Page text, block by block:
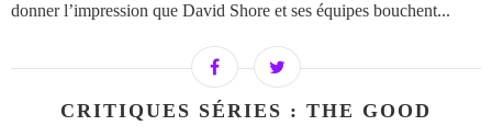
donner l’impression que David Shore et ses équipes bouchent...
CRITIQUES SÉRIES : THE GOOD